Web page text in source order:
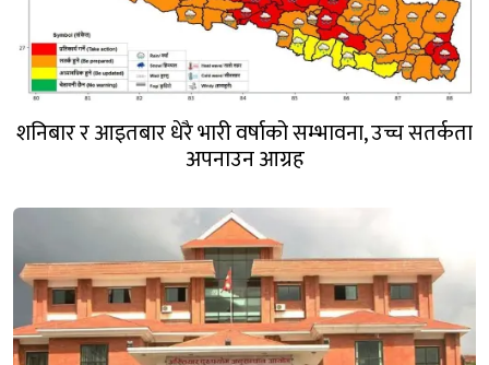
शनिबार र आइतबार धेरै भारी वर्षाको सम्भावना, उच्च सतर्कता
अपनाउन आग्रह